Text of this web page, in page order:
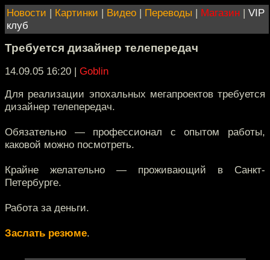
Новости | Картинки | Видео | Переводы | Магазин | VIP
клуб
Требуется дизайнер телепередач
14.09.05 16:20 | Goblin
Для реализации эпохальных мегапроектов требуется
дизайнер телепередач.
Обязательно — профессионал с опытом работы,
каковой можно посмотреть.
Крайне желательно — проживающий в Санкт-
Петербурге.
Работа за деньги.
Заслать резюме.